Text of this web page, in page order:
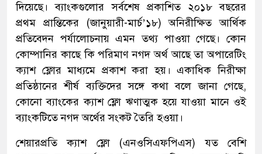
দিয়েছে। ব্যাংকগুলোর সর্বশেষ প্রকাশিত ২০১৮ বছরের
প্রথম প্রান্তিকের (জানুয়ারী-মার্চ’১৮) অনিরীক্ষিত আর্থিক
প্রতিবেদন পর্যালোচনায় এমন তথ্য পাওয়া গেছে। কোন
কোম্পানির কাছে কি পরিমাণ নগদ অর্থ আছে তা অপারেটিং
ক্যাশ ফ্লোর মাধ্যমে প্রকাশ করা হয়। একাধিক নিরীক্ষা
প্রতিষ্ঠানের শীর্ষ ব্যক্তিদের সঙ্গে কথা বলে জানা গেছে,
কোনো ব্যাংকের ক্যাশ ফ্লো ঋণাত্মক হয়ে যাওয়া মানে ওই
ব্যাংকটিতে নগদ অর্থের সংকট তৈরি হওয়া।
শেয়ারপ্রতি ক্যাশ ফ্লো (এনওসিএফপিএস) যত বেশি